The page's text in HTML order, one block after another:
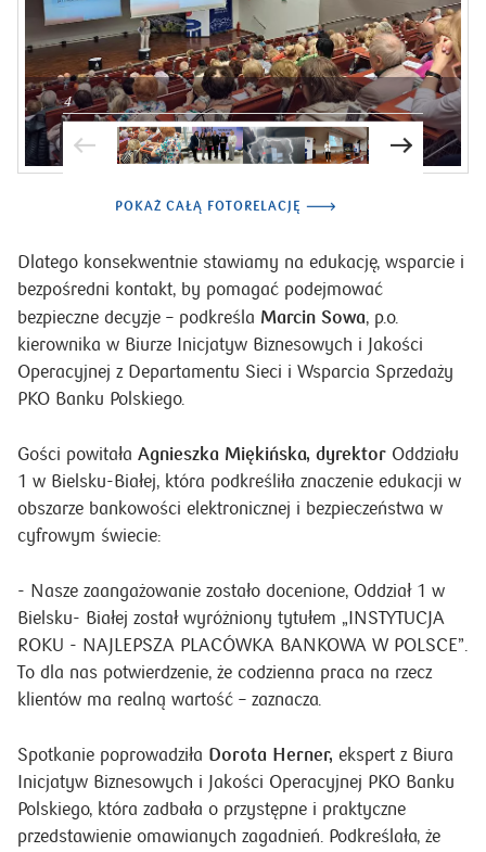
4
POKAŻ CAŁĄ FOTORELACJĘ
Dlatego konsekwentnie stawiamy na edukację, wsparcie i
bezpośredni kontakt, by pomagać podejmować
bezpieczne decyzje – podkreśla Marcin Sowa, p.o.
kierownika w Biurze Inicjatyw Biznesowych i Jakości
Operacyjnej z Departamentu Sieci i Wsparcia Sprzedaży
PKO Banku Polskiego.
Gości powitała Agnieszka Miękińska, dyrektor Oddziału
1 w Bielsku-Białej, która podkreśliła znaczenie edukacji w
obszarze bankowości elektronicznej i bezpieczeństwa w
cyfrowym świecie:
- Nasze zaangażowanie zostało docenione, Oddział 1 w
Bielsku- Białej został wyróżniony tytułem „INSTYTUCJA
ROKU - NAJLEPSZA PLACÓWKA BANKOWA W POLSCE”.
To dla nas potwierdzenie, że codzienna praca na rzecz
klientów ma realną wartość – zaznacza.
Spotkanie poprowadziła Dorota Herner, ekspert z Biura
Inicjatyw Biznesowych i Jakości Operacyjnej PKO Banku
Polskiego, która zadbała o przystępne i praktyczne
przedstawienie omawianych zagadnień. Podkreślała, że